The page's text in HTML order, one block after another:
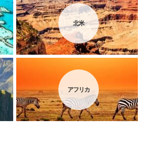
北米
アフリカ